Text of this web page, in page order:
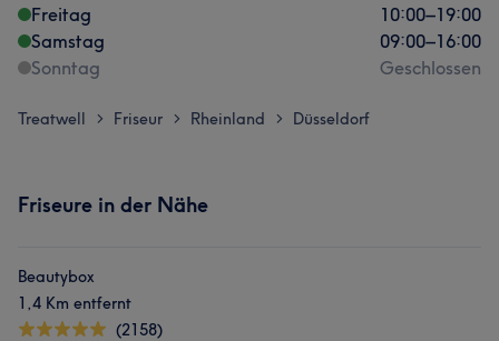
Freitag
10:00–19:00
Samstag
09:00–16:00
Sonntag
Geschlossen
Treatwell > Friseur > Rheinland > Düsseldorf
Friseure in der Nähe
Beautybox
1,4 Km entfernt
(2158)